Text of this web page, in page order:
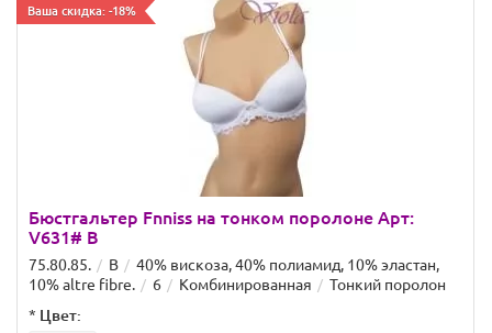
Ваша скидка: -18%
Бюстгальтер Fnniss на тонком поролоне Арт:
V631# B
75.80.85. B
40% вискоза, 40% полиамид, 10% эластан,
10% altre fibre.
6 Комбинированная
Тонкий поролон
* Цвет: